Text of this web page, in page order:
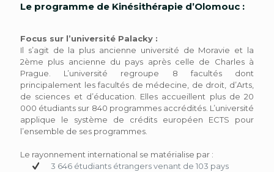
Le programme de Kinésithérapie d’Olomouc :
Focus sur l’université Palacky :
Il s’agit de la plus ancienne université de Moravie et la
2ème plus ancienne du pays après celle de Charles à
Prague. L’université regroupe 8 facultés dont
principalement les facultés de médecine, de droit, d’Arts,
de sciences et d’éducation. Elles accueillent plus de 20
000 étudiants sur 840 programmes accrédités. L’université
applique le système de crédits européen ECTS pour
l’ensemble de ses programmes.
Le rayonnement international se matérialise par :
3 646 étudiants étrangers venant de 103 pays